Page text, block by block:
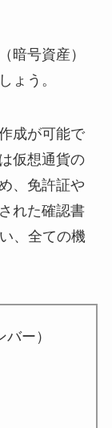
暗号資産）
ょう。
成が可能で
仮想通貨の
、免許証や
れた確認書
、全ての機
ー）